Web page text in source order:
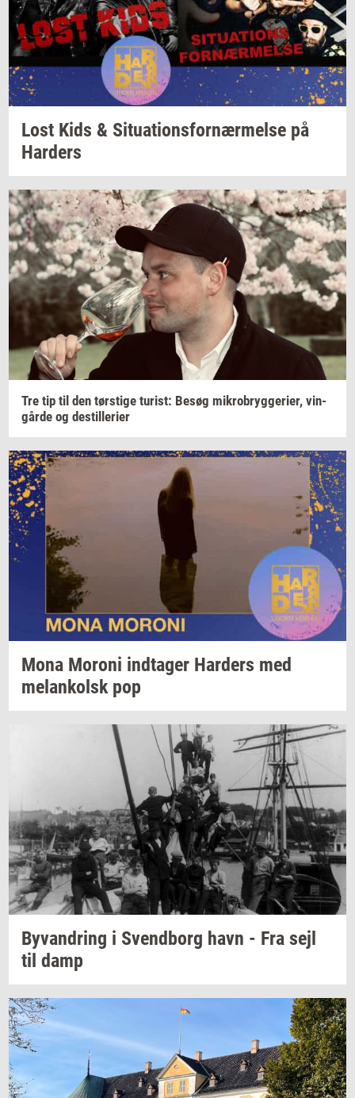
Lost Kids & Si­tu­a­tions­for­nær­mel­se på
Har­ders
Tre tip til den tørsti­ge turist: Besøg mi­kro­bryg­ge­ri­er, vin­
går­de og destil­le­ri­er
Mona Mor­o­ni ind­ta­ger Har­ders med
melan­kolskpop
Byvan­dring i Svend­borg havn - Fra sejl
til damp